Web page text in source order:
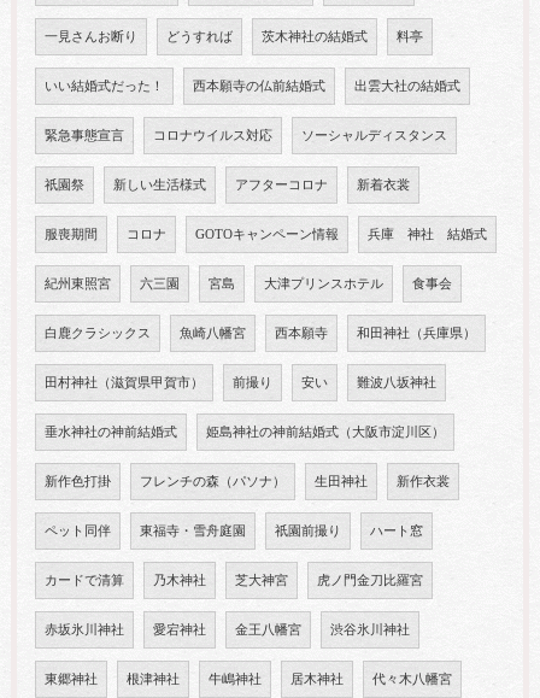
一見さんお断り どうすれば 茨木神社の結婚式 料亭
いい結婚式だった！ 西本願寺の仏前結婚式 出雲大社の結婚式
緊急事態宣言 コロナウイルス対応 ソーシャルディスタンス
祇園祭 新しい生活様式 アフターコロナ 新着衣裳
服喪期間 コロナ GOTOキャンペーン情報 兵庫 神社 結婚式
紀州東照宮 六三園 宮島 大津プリンスホテル 食事会
白鹿クラシックス 魚崎八幡宮 西本願寺 和田神社（兵庫県）
田村神社（滋賀県甲賀市） 前撮り 安い 難波八坂神社
垂水神社の神前結婚式 姫島神社の神前結婚式（大阪市淀川区）
新作色打掛 フレンチの森（パソナ） 生田神社 新作衣裳
ペット同伴 東福寺・雪舟庭園 祇園前撮り ハート窓
カードで清算 乃木神社 芝大神宮 虎ノ門金刀比羅宮
赤坂氷川神社 愛宕神社 金王八幡宮 渋谷氷川神社
東郷神社 根津神社 牛嶋神社 居木神社 代々木八幡宮